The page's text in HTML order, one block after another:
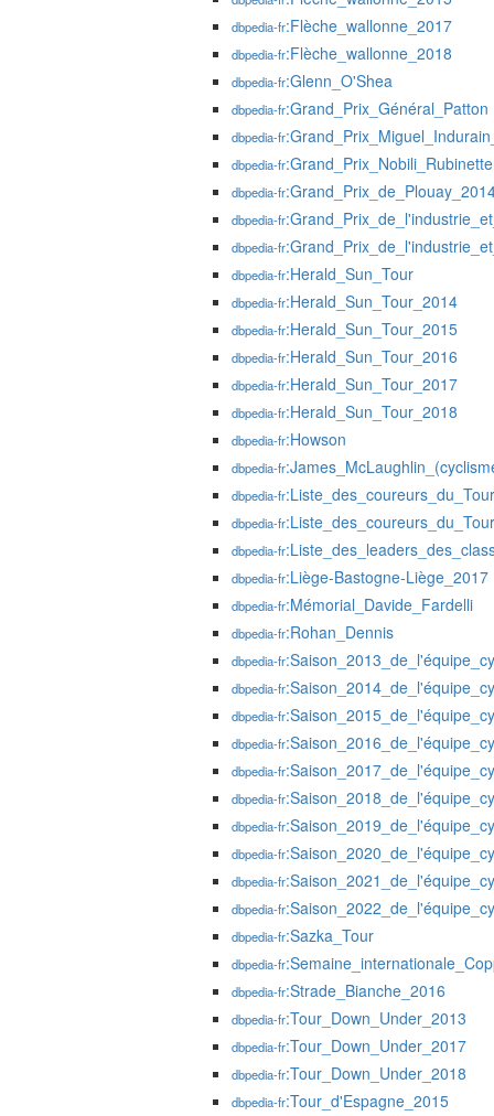
dbpedia-fr:Flèche_wallonne_2017
dbpedia-fr:Flèche_wallonne_2018
dbpedia-fr:Glenn_O'Shea
dbpedia-fr:Grand_Prix_Général_Patton
dbpedia-fr
dbpedia-fr
dbpedia-fr
dbpedia-fr
dbpedia-fr
dbpedia-fr:Herald_Sun_Tour
dbpedia-fr:Herald_Sun_Tour_2014
dbpedia-fr:Herald_Sun_Tour_2015
dbpedia-fr:Herald_Sun_Tour_2016
dbpedia-fr:Herald_Sun_Tour_2017
dbpedia-fr:Herald_Sun_Tour_2018
dbpedia-fr:Howson
dbpedia-fr
dbpedia-fr
dbpedia-fr
dbpedia-fr
dbpedia-fr:Liège-Bastogne-Liège_2017
dbpedia-fr:Mémorial_Davide_Fardelli
dbpedia-fr:Rohan_Dennis
dbpedia-fr
dbpedia-fr
dbpedia-fr
dbpedia-fr
dbpedia-fr
dbpedia-fr
dbpedia-fr
dbpedia-fr
dbpedia-fr
dbpedia-fr
dbpedia-fr:Sazka_Tour
dbpedia-fr
dbpedia-fr:Strade_Bianche_2016
dbpedia-fr:Tour_Down_Under_2013
dbpedia-fr:Tour_Down_Under_2017
dbpedia-fr:Tour_Down_Under_2018
dbpedia-fr:Tour_d'Espagne_2015